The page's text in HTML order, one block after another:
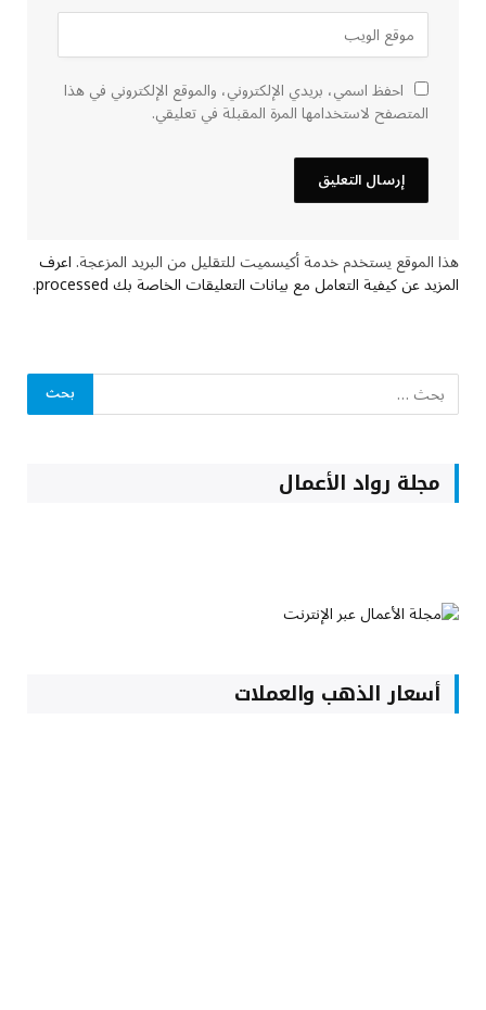
احفظ اسمي، بريدي الإلكتروني، والموقع الإلكتروني في هذا
المتصفح لاستخدامها المرة المقبلة في تعليقي.
هذا الموقع يستخدم خدمة أكيسميت للتقليل من البريد المزعجة.اعرف
المزيد عن كيفية التعامل مع بيانات التعليقات الخاصة بك processed .
مجلة رواد الأعمال
أسعار الذهب والعملات